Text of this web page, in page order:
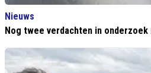
Nieuws
Nog twee verdachten in